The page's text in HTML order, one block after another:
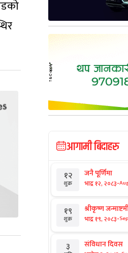
आगामी बिदाहरु
१२
शुक्र
जनै पूर्णिमा
भाद्र १२, २०८३-
१९
शुक्र
श्रीकृष्ण
भाद्र १९, २०८३-
३ संविधान दिवस